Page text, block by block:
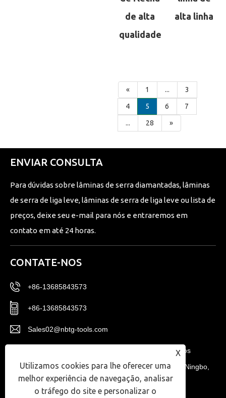
de alta
qualidade
alta linha
« 1 ... 3
4 5 6 7
... 28 »
ENVIAR CONSULTA
Para dúvidas sobre lâminas de serra diamantadas, lâminas
de serra de liga leve, lâminas de serra de liga leve ou lista de
preços, deixe seu e-mail para nós e entraremos em
contato em até 24 horas.
CONTATE-NOS
+86-13685843573
+86-13685843573
Sales02@nbtg-tools.com
Nº 20, Distrito Leste, Centro de Inovação de Novos
Materiais de Ningbo, Zona de Alta Tecnologia de Ningbo,
Província de Zhejiang, China.
X
Utilizamos cookies para lhe oferecer uma
melhor experiência de navegação, analisar
o tráfego do site e personalizar o